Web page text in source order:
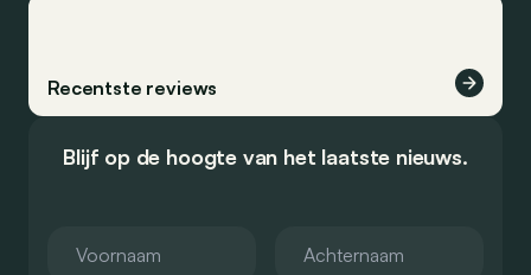
Recentste reviews
Blijf op de hoogte van het laatste nieuws.